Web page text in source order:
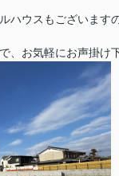
ハウスもございます
、お気軽にお声掛け